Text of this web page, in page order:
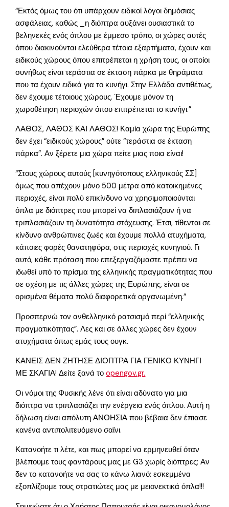
“Εκτός όμως του ότι υπάρχουν ειδικοί λόγοι δημόσιας
ασφάλειας, καθώς _η διόπτρα αυξάνει ουσιαστικά το
βεληνεκές ενός όπλου με έμμεσο τρόπο, οι χώρες αυτές
όπου διακινούνται ελεύθερα τέτοια εξαρτήματα, έχουν και
ειδικούς χώρους όπου επιτρέπεται η χρήση τους, οι οποίοι
συνήθως είναι τεράστια σε έκταση πάρκα με θηράματα
που τα έχουν ειδικά για το κυνήγι. Στην Ελλάδα αντιθέτως,
δεν έχουμε τέτοιους χώρους. Έχουμε μόνον τη
χωροθέτηση περιοχών όπου επιτρέπεται το κυνήγι.”
ΛΑΘΟΣ, ΛΑΘΟΣ ΚΑΙ ΛΑΘΟΣ! Καμία χώρα της Ευρώπης
δεν έχει “ειδικούς χώρους” ούτε “τεράστια σε έκταση
πάρκα”. Αν ξέρετε μια χώρα πείτε μιας ποια είναι!
“Στους χώρους αυτούς [κυνηγότοπους ελληνικούς ΣΣ]
όμως που απέχουν μόνο 500 μέτρα από κατοικημένες
περιοχές, είναι πολύ επικίνδυνο να χρησιμοποιούνται
όπλα με διόπτρες που μπορεί να διπλασιάζουν ή να
τριπλασιάζουν τη δυνατότητα στόχευσης. Έτσι, τίθενται σε
κίνδυνο ανθρώπινες ζωές και έχουμε πολλά ατυχήματα,
κάποιες φορές θανατηφόρα, στις περιοχές κυνηγιού. Γι
αυτό, κάθε πρόταση που επεξεργαζόμαστε πρέπει να
ιδωθεί υπό το πρίσμα της ελληνικής πραγματικότητας που
σε σχέση με τις άλλες χώρες της Ευρώπης, είναι σε
ορισμένα θέματα πολύ διαφορετικά οργανωμένη.”
Προσπερνώ τον ανθελληνικό ρατσισμό περί “ελληνικής
πραγματικότητας”. Λες και σε άλλες χώρες δεν έχουν
ατυχήματα όπως εμάς τους ουγκ.
ΚΑΝΕΙΣ ΔΕΝ ΖΗΤΗΣΕ ΔΙΟΠΤΡΑ ΓΙΑ ΓΕΝΙΚΟ ΚΥΝΗΓΙ
ΜΕ ΣΚΑΓΙΑ! Δείτε ξανά τοopengov.gr.
Οι νόμοι της Φυσικής λένε ότι είναι αδύνατο για μια
διόπτρα να τριπλασιάζει την ενέργεια ενός όπλου. Αυτή η
δήλωση είναι απόλυτη ΑΝΟΗΣΙΑ που βέβαια δεν έπιασε
κανένα αντιπολιτευόμενο σαϊνι.
Κατανοήτε τι λέτε, και πως μπορεί να ερμηνευθεί όταν
βλέπουμε τους φαντάρους μας με G3 χωρίς διόπτρες; Αν
δεν το κατανοήτε να σας το κάνω λιανό: εσκεμμένα
εξοπλίζουμε τους στρατιώτες μας με μειονεκτικά όπλα!!!